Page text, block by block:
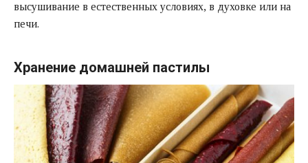
высушивание в естественных условиях, в духовке или на
печи.
Хранение домашней пастилы